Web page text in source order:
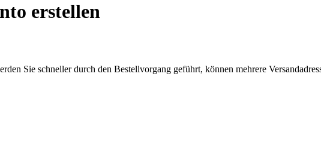
erstellen
Sie schneller durch den Bestellvorgang geführt, können mehrere